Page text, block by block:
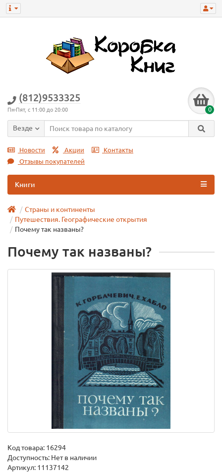
(812)9533325
Пн-Пят, с 11:00 до 20:00 0
Везде
Новости Акции
Контакты
Отзывы покупателей
Книги
Страны и континенты
Путешествия. Географические открытия
Почему так названы?
Почему так названы?
Код товара: 16294
Доступность: Нет в наличии
Артикул: 11137142